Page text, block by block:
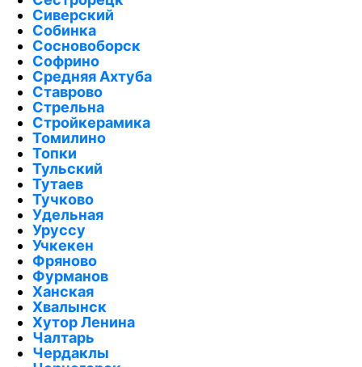
Сиверский
Собинка
Сосновоборск
Софрино
Средняя Ахтуба
Ставрово
Стрельна
Стройкерамика
Томилино
Топки
Тульский
Тутаев
Тучково
Удельная
Уруссу
Учкекен
Фряново
Фурманов
Ханская
Хвалынск
Хутор Ленина
Чалтарь
Чердаклы